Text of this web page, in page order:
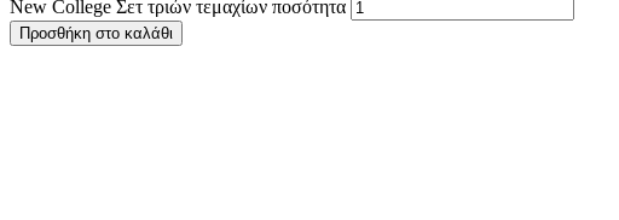
New College Σετ τριών τεμαχίων ποσότητα
Προσθήκη στο καλάθι